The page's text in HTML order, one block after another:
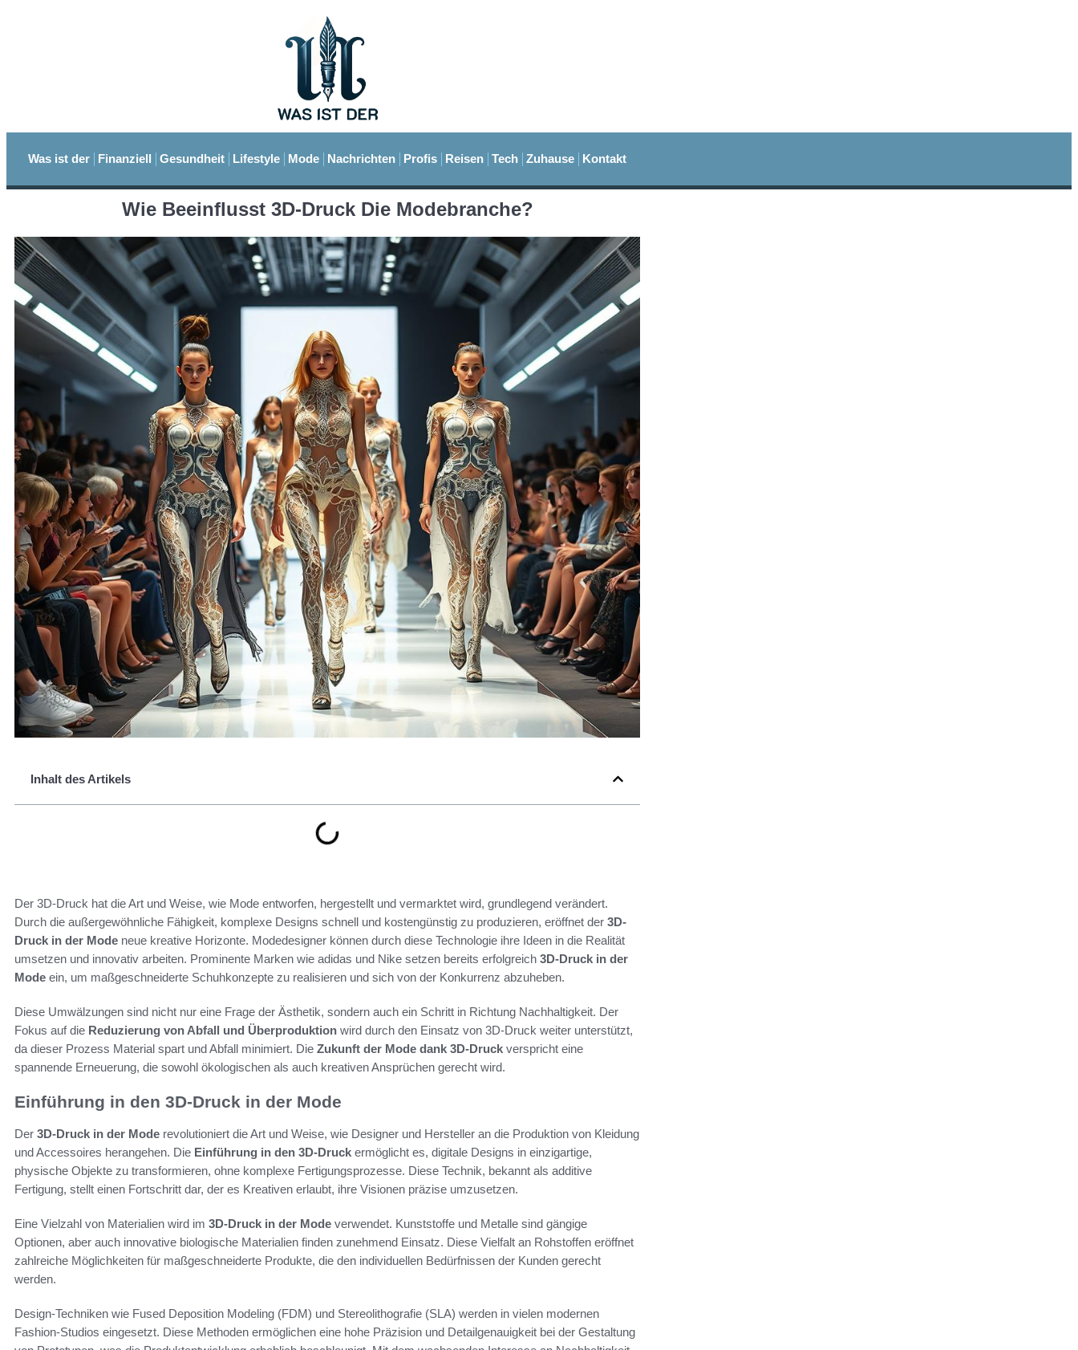
Was ist der Finanziell Gesundheit Lifestyle Mode Nachrichten Profis Reisen Tech Zuhause Kontakt
Wie Beeinflusst 3D-Druck Die Modebranche?
Inhalt des Artikels
Der 3D-Druck hat die Art und Weise, wie Mode entworfen, hergestellt und vermarktet wird, grundlegend verändert.
Durch die außergewöhnliche Fähigkeit, komplexe Designs schnell und kostengünstig zu produzieren, eröffnet der 3D-
Druck in der Mode neue kreative Horizonte. Modedesigner können durch diese Technologie ihre Ideen in die Realität
umsetzen und innovativ arbeiten. Prominente Marken wie adidas und Nike setzen bereits erfolgreich 3D-Druck in der
Mode ein, um maßgeschneiderte Schuhkonzepte zu realisieren und sich von der Konkurrenz abzuheben.
Diese Umwälzungen sind nicht nur eine Frage der Ästhetik, sondern auch ein Schritt in Richtung Nachhaltigkeit. Der
Fokus auf die Reduzierung von Abfall und Überproduktion wird durch den Einsatz von 3D-Druck weiter unterstützt,
da dieser Prozess Material spart und Abfall minimiert. Die Zukunft der Mode dank 3D-Druck verspricht eine
spannende Erneuerung, die sowohl ökologischen als auch kreativen Ansprüchen gerecht wird.
Einführung in den 3D-Druck in der Mode
Der 3D-Druck in der Mode revolutioniert die Art und Weise, wie Designer und Hersteller an die Produktion von Kleidung
und Accessoires herangehen. Die Einführung in den 3D-Druck ermöglicht es, digitale Designs in einzigartige,
physische Objekte zu transformieren, ohne komplexe Fertigungsprozesse. Diese Technik, bekannt als additive
Fertigung, stellt einen Fortschritt dar, der es Kreativen erlaubt, ihre Visionen präzise umzusetzen.
Eine Vielzahl von Materialien wird im 3D-Druck in der Mode verwendet. Kunststoffe und Metalle sind gängige
Optionen, aber auch innovative biologische Materialien finden zunehmend Einsatz. Diese Vielfalt an Rohstoffen eröffnet
zahlreiche Möglichkeiten für maßgeschneiderte Produkte, die den individuellen Bedürfnissen der Kunden gerecht
werden.
Design-Techniken wie Fused Deposition Modeling (FDM) und Stereolithografie (SLA) werden in vielen modernen
Fashion-Studios eingesetzt. Diese Methoden ermöglichen eine hohe Präzision und Detailgenauigkeit bei der Gestaltung